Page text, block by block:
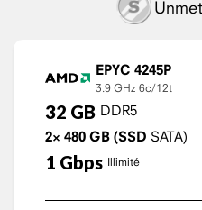
EPYC 4245P
3.9 GHz 6c/12t
32 GB DDR5
2× 480 GB (SSD SATA)
1 Gbps Illimité